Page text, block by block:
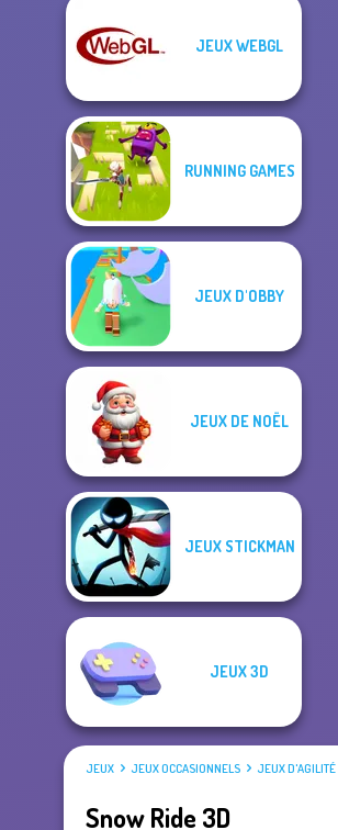
JEUX WEBGL
RUNNING GAMES
JEUX D'OBBY
JEUX DE NOËL
JEUX STICKMAN
JEUX 3D
JEUX JEUX OCCASIONNELS JEUX D'AGILITÉ
Snow Ride 3D